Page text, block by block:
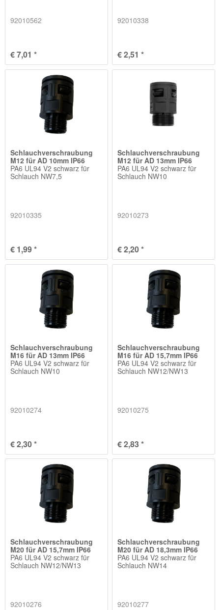
92010562
€ 7,01 *
92010338
€ 2,51 *
Schlauchverschraubung
M12 für AD 10mm IP66
PA6 UL94 V2 schwarz für
Schlauch NW7,5
92010335
€ 1,99 *
Schlauchverschraubung
M12 für AD 13mm IP66
PA6 UL94 V2 schwarz für
Schlauch NW10
92010273
€ 2,20 *
Schlauchverschraubung
M16 für AD 13mm IP66
PA6 UL94 V2 schwarz für
Schlauch NW10
92010274
€ 2,30 *
Schlauchverschraubung
M16 für AD 15,7mm IP66
PA6 UL94 V2 schwarz für
Schlauch NW12/NW13
92010275
€ 2,83 *
Schlauchverschraubung
M20 für AD 15,7mm IP66
PA6 UL94 V2 schwarz für
Schlauch NW12/NW13
92010276
Schlauchverschraubung
M20 für AD 18,3mm IP66
PA6 UL94 V2 schwarz für
Schlauch NW14
92010277